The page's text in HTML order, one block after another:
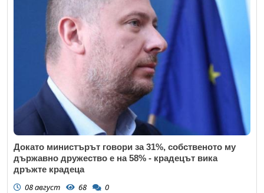
Докато министърът говори за 31%, собственото му
държавно дружество е на 58% - крадецът вика
дръжте крадеца
08 август 68 0